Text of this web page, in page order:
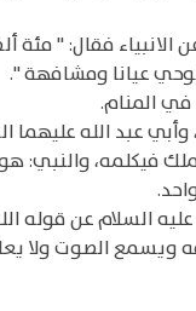
الانبياء فقال: "
عيانا ومشافهة ".
المنام.
عبد الله عليهما
فيكلمه،
عن قوله الله تعالى: " وكان
ويسمع الصوت ولا